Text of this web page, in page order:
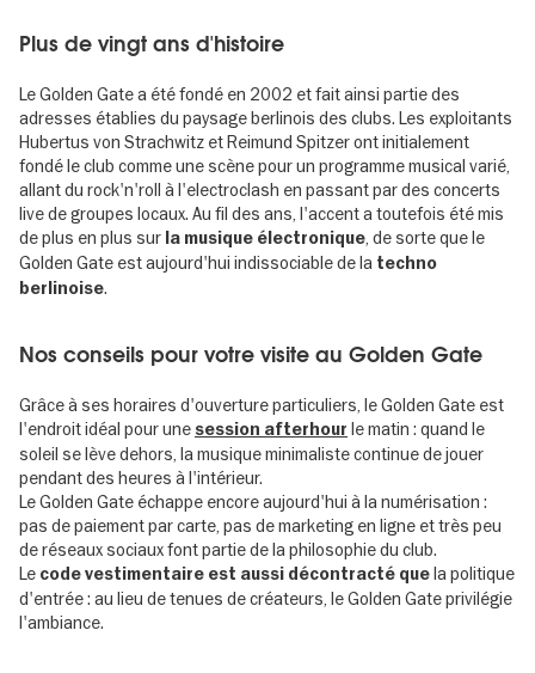
Plus de vingt ans d'histoire
Le Golden Gate a été fondé en 2002 et fait ainsi partie des
adresses établies du paysage berlinois des clubs. Les exploitants
Hubertus von Strachwitz et Reimund Spitzer ont initialement
fondé le club comme une scène pour un programme musical varié,
allant du rock'n'roll à l'electroclash en passant par des concerts
live de groupes locaux. Au fil des ans, l'accent a toutefois été mis
de plus en plus sur la musique électronique, de sorte que le
Golden Gate est aujourd'hui indissociable de la techno
berlinoise.
Nos conseils pour votre visite au Golden Gate
Grâce à ses horaires d'ouverture particuliers, le Golden Gate est
l'endroit idéal pour une session afterhour le matin : quand le
soleil se lève dehors, la musique minimaliste continue de jouer
pendant des heures à l'intérieur.
Le Golden Gate échappe encore aujourd'hui à la numérisation :
pas de paiement par carte, pas de marketing en ligne et très peu
de réseaux sociaux font partie de la philosophie du club.
Le code vestimentaire est aussi décontracté quela politique
d'entrée : au lieu de tenues de créateurs, le Golden Gate privilégie
l'ambiance.